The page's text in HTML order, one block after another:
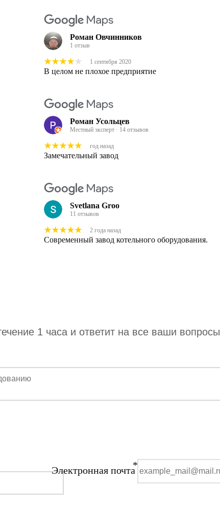
Svetlana Groo
11 отзывов
2 года назад
Современный завод котельного оборудования.
Роман Овчинников
1 отзыв
1 сентября 2020
В целом не плохое предприятие
Роман Усольцев
Местный эксперт · 14 отзывов
год назад
Замечательный завод
1 часа и ответит на все ваши вопросы
Электронная почта*